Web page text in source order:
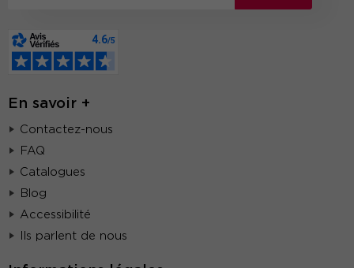
En savoir +
Contactez-nous
FAQ
Catalogues
Blog
Accessibilité
Ils parlent de nous